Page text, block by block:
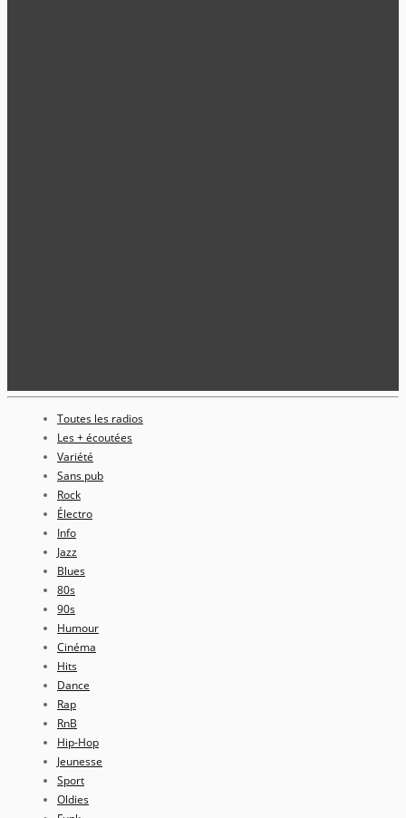
Toutes les radios
Les + écoutées
Variété
Sans pub
Rock
Électro
Info
Jazz
Blues
80s
90s
Humour
Cinéma
Hits
Dance
Rap
RnB
Hip-Hop
Jeunesse
Sport
Oldies